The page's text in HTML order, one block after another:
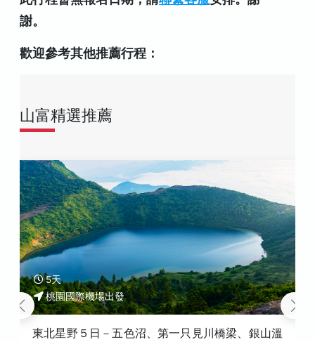
謝。
歡迎參考其他推薦行程：
山富精選推薦
5天
桃園國際機場出發
東北星野５日－五色沼、第一只見川橋梁、銀山溫